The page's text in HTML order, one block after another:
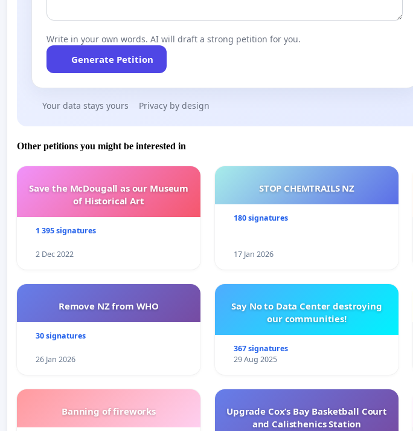
Write in your own words. AI will draft a strong petition for you.
Generate Petition
Your data stays yours Privacy by design
Other petitions you might be interested in
Save the McDougall as our Museum
of Historical Art
1 395 signatures
2 Dec 2022
STOP CHEMTRAILS NZ
180 signatures
17 Jan 2026
Remove NZ from WHO
30 signatures
26 Jan 2026
Say No to Data Center destroying
our communities!
367 signatures
29 Aug 2025
Banning of fireworks
Upgrade Cox’s Bay Basketball Court
and Calisthenics Station